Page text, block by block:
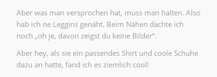
Aber was man versprochen hat, muss man halten. Also
hab ich ne Leggins genäht. Beim Nähen dachte ich
noch „oh je, davon zeigst du keine Bilder“.
Aber hey, als sie ein passendes Shirt und coole Schuhe
dazu an hatte, fand ich es ziemlich cool!